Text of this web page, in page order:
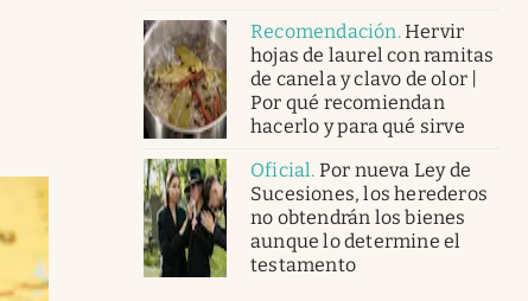
Recomendación.Hervir
hojas de laurel con ramitas
de canela y clavo de olor |
Por qué recomiendan
hacerlo y para qué sirve
Oficial. Por nueva Ley de
Sucesiones, los herederos
no obtendrán los bienes
aunque lo determine el
testamento